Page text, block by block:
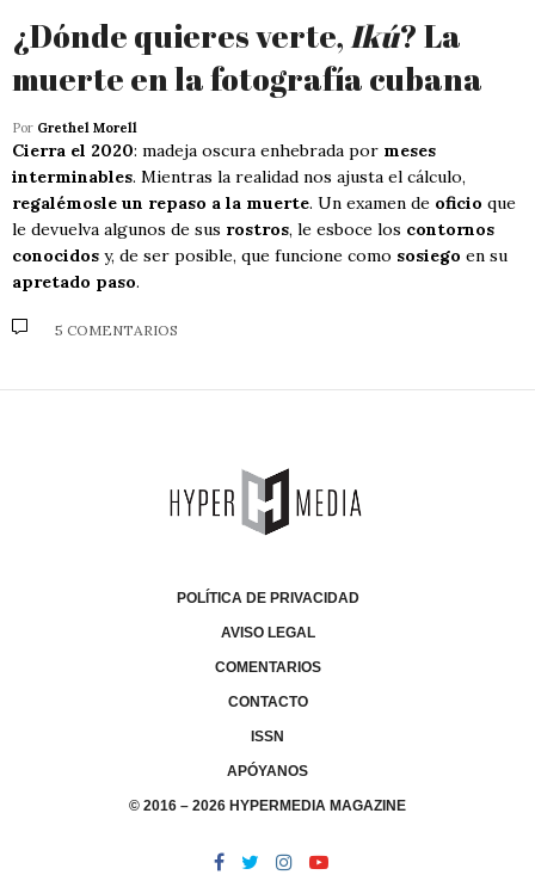
¿Dónde quieres verte,Ikú? La
muerte en la fotografía cubana
Por Grethel Morell
Cierra el 2020: madeja oscura enhebrada por meses
interminables. Mientras la realidad nos ajusta el cálculo,
regalémosle un repaso a la muerte. Un examen de oficio que
le devuelva algunos de sus rostros, le esboce los contornos
conocidos y, de ser posible, que funcione como sosiego en su
apretado paso.
5 COMENTARIOS
POLÍTICA DE PRIVACIDAD
AVISO LEGAL
COMENTARIOS
CONTACTO
ISSN
APÓYANOS
© 2016 – 2026 HYPERMEDIA MAGAZINE